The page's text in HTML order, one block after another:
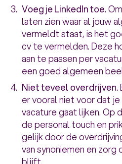
Voeg je LinkedIn toe.
laten zien waar al jouw
vermeldt staat, is het
cv te vermelden. Deze
aan te passen per
een goed algemeen
Niet teveel overdrijven.
er vooral niet voor dat
vacature gaat lijken. Op
de personal touch en
gelijk door de
van synoniemen en